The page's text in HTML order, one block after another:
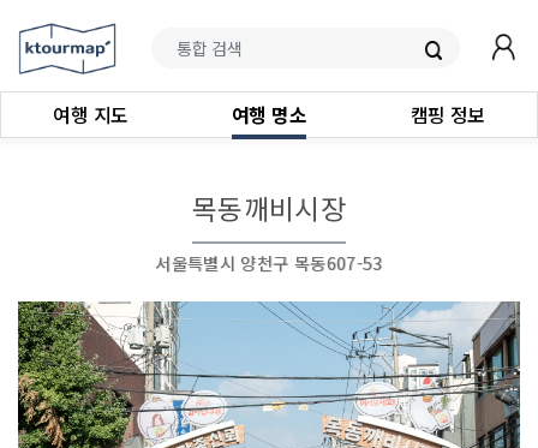
여행 지도 여행 명소 캠핑 정보
목동깨비시장
서울특별시 양천구 목동607-53